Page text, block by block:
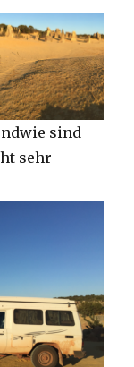
sind
sehr